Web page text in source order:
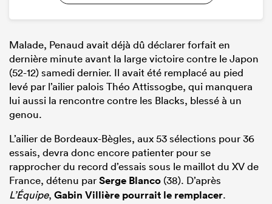
Malade, Penaud avait déjà dû déclarer forfait en
dernière minute avant la large victoire contre le Japon
(52-12) samedi dernier. Il avait été remplacé au pied
levé par l’ailier palois Théo Attissogbe, qui manquera
lui aussi la rencontre contre les Blacks, blessé à un
genou.
L’ailier de Bordeaux-Bègles, aux 53 sélections pour 36
essais, devra donc encore patienter pour se
rapprocher du record d’essais sous le maillot du XV de
France, détenu parSerge Blanco (38). D’après
L’Équipe, Gabin Villière pourrait le remplacer.